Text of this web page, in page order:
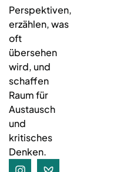
Perspektiven,
erzählen, was
oft
übersehen
wird, und
schaffen
Raum für
Austausch
und
kritisches
Denken.